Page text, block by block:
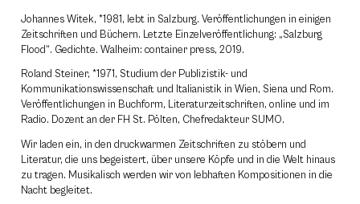
Johannes Witek, *1981, lebt in Salzburg. Veröffentlichungen in einigen
Zeitschriften und Büchern. Letzte Einzelveröffentlichung: „Salzburg
Flood“. Gedichte. Walheim: container press, 2019.
Roland Steiner, *1971, Studium der Publizistik- und
Kommunikationswissenschaft und Italianistik in Wien, Siena und Rom.
Veröffentlichungen in Buchform, Literaturzeitschriften, online und im
Radio. Dozent an der FH St. Pölten, Chefredakteur SUMO.
Wir laden ein, in den druckwarmen Zeitschriften zu stöbern und
Literatur, die uns begeistert, über unsere Köpfe und in die Welt hinaus
zu tragen. Musikalisch werden wir von lebhaften Kompositionen in die
Nacht begleitet.